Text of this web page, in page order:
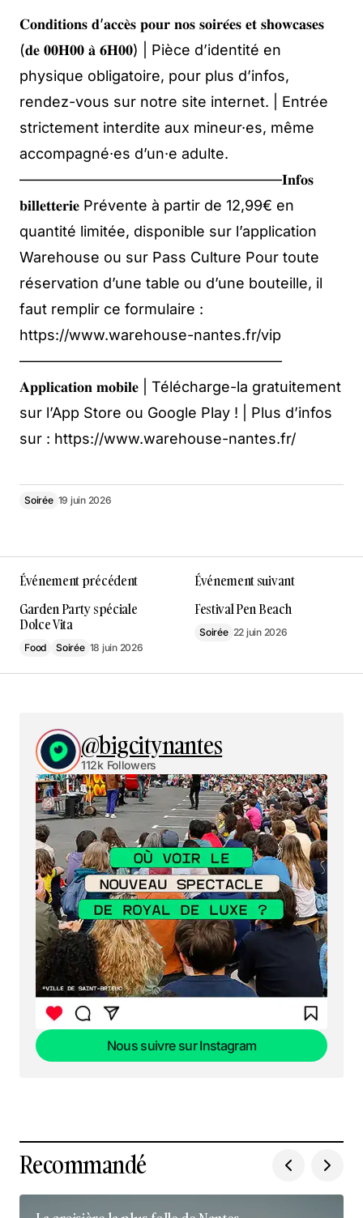
𝐂𝐨𝐧𝐝𝐢𝐭𝐢𝐨𝐧𝐬 𝐝’𝐚𝐜𝐜𝐞̀𝐬 𝐩𝐨𝐮𝐫 𝐧𝐨𝐬 𝐬𝐨𝐢𝐫𝐞́𝐞𝐬 𝐞𝐭 𝐬𝐡𝐨𝐰𝐜𝐚𝐬𝐞𝐬
(𝐝𝐞 𝟎𝟎𝐇𝟎𝟎 𝐚̀ 𝟔𝐇𝟎𝟎) | Pièce d’identité en
physique obligatoire, pour plus d’infos,
rendez-vous sur notre site internet. | Entrée
strictement interdite aux mineur·es, même
accompagné·es d’un·e adulte.
——————————————————𝐈𝐧𝐟𝐨𝐬
𝐛𝐢𝐥𝐥𝐞𝐭𝐭𝐞𝐫𝐢𝐞 Prévente à partir de 12,99€ en
quantité limitée, disponible sur l’application
Warehouse ou sur Pass Culture Pour toute
réservation d’une table ou d’une bouteille, il
faut remplir ce formulaire :
https://www.warehouse-nantes.fr/vip
——————————————————
𝐀𝐩𝐩𝐥𝐢𝐜𝐚𝐭𝐢𝐨𝐧 𝐦𝐨𝐛𝐢𝐥𝐞 | Télécharge-la gratuitement
sur l’App Store ou Google Play ! | Plus d’infos
sur : https://www.warehouse-nantes.fr/
Soirée 19 juin 2026
Événement précédent
Garden Party spéciale
Dolce Vita
Food Soirée 18 juin 2026
Événement suivant
Festival Pen Beach
Soirée 22 juin 2026
@bigcitynantes
112k Followers
Nous suivre sur Instagram
Recommandé